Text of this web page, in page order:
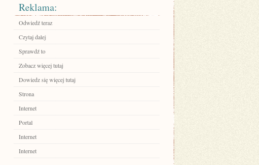
Reklama:
Odwiedź teraz
Czytaj dalej
Sprawdź to
Zobacz więcej tutaj
Dowiedz się więcej tutaj
Strona
Internet
Portal
Internet
Internet